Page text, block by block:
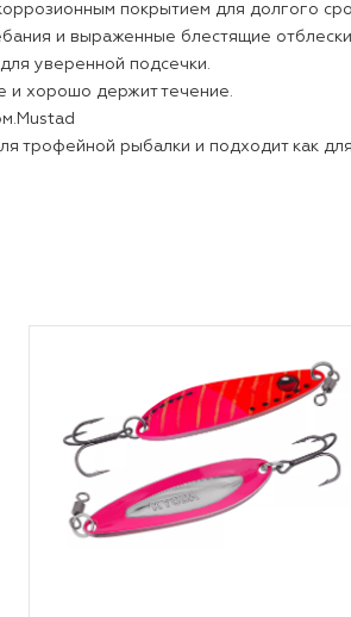
покрытием для долгого
и выраженные блестящие
уверенной подсечки.
и хорошо держит течение.
трофейной рыбалки и подходит как